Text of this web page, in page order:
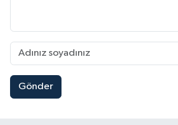
Gönder